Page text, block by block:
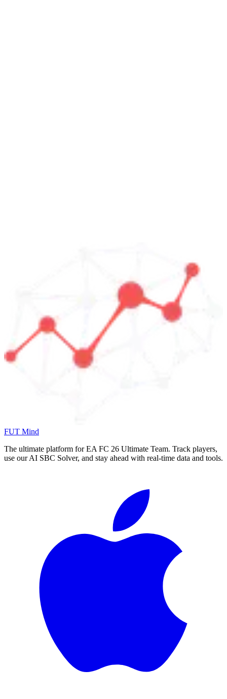
FUT Mind
The ultimate platform for EA FC 26 Ultimate Team. Track players,
use our AI SBC Solver, and stay ahead with real-time data and tools.